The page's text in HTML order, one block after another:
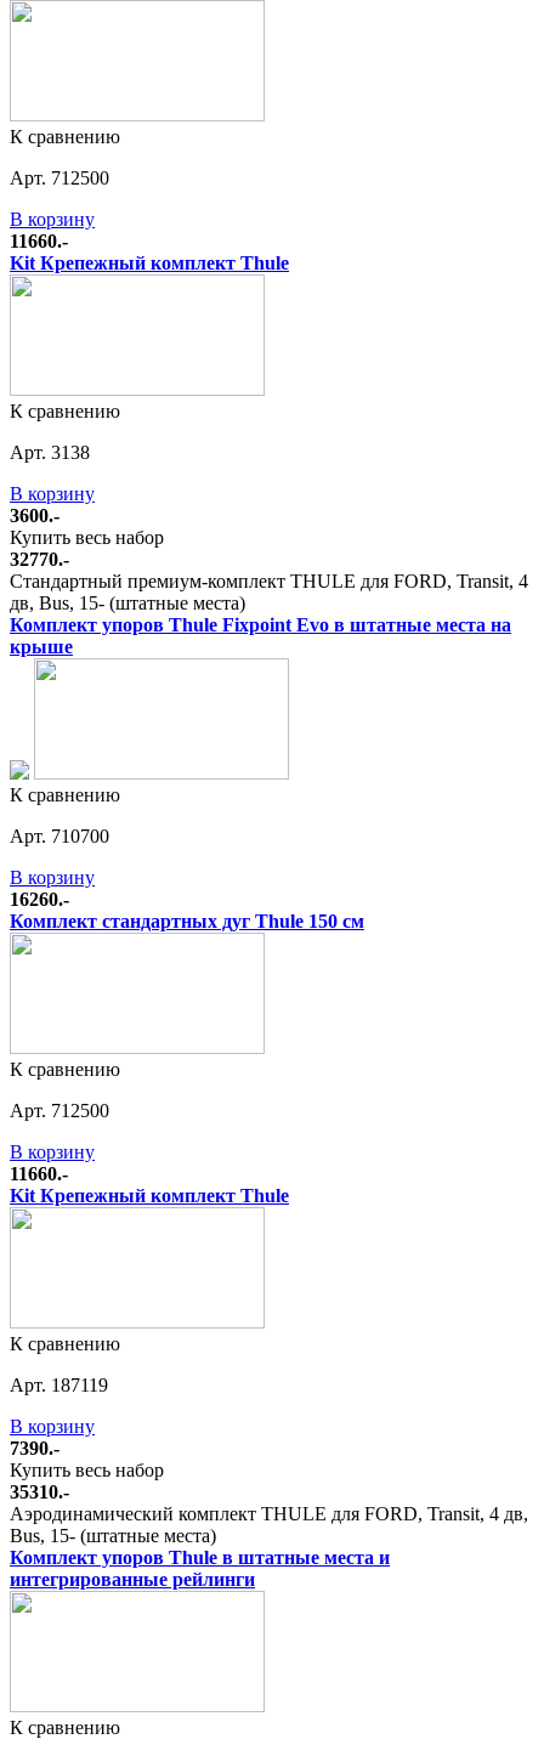
К сравнению
Арт. 712500
В корзину
11660.-
Kit Крепежный комплект Thule
К сравнению
Арт. 3138
В корзину
3600.-
Купить весь набор
32770.-
Стандартный премиум-комплект THULE для FORD, Transit, 4
дв, Bus, 15- (штатные места)
Комплект упоров Thule Fixpoint Evo в штатные места на
крыше
К сравнению
Арт. 710700
В корзину
16260.-
Комплект стандартных дуг Thule 150 см
К сравнению
Арт. 712500
В корзину
11660.-
Kit Крепежный комплект Thule
К сравнению
Арт. 187119
В корзину
7390.-
Купить весь набор
35310.-
Аэродинамический комплект THULE для FORD, Transit, 4 дв,
Bus, 15- (штатные места)
Комплект упоров Thule в штатные места и
интегрированные рейлинги
К сравнению